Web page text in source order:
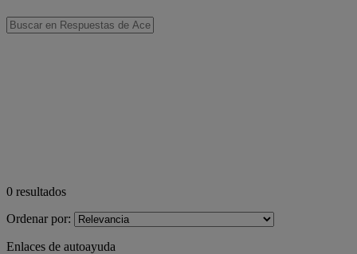
0 resultados
Ordenar por:
Enlaces de autoayuda